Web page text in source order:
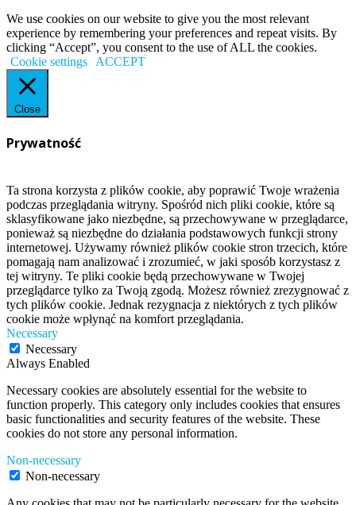
We use cookies on our website to give you the most relevant
experience by remembering your preferences and repeat visits. By
clicking “Accept”, you consent to the use of ALL the cookies.
Cookie settings
ACCEPT
Close
Prywatność
Ta strona korzysta z plików cookie, aby poprawić Twoje wrażenia
podczas przeglądania witryny. Spośród nich pliki cookie, które są
sklasyfikowane jako niezbędne, są przechowywane w przeglądarce,
ponieważ są niezbędne do działania podstawowych funkcji strony
internetowej. Używamy również plików cookie stron trzecich, które
pomagają nam analizować i zrozumieć, w jaki sposób korzystasz z
tej witryny. Te pliki cookie będą przechowywane w Twojej
przeglądarce tylko za Twoją zgodą. Możesz również zrezygnować z
tych plików cookie. Jednak rezygnacja z niektórych z tych plików
cookie może wpłynąć na komfort przeglądania.
Necessary
Necessary
Always Enabled
Necessary cookies are absolutely essential for the website to
function properly. This category only includes cookies that ensures
basic functionalities and security features of the website. These
cookies do not store any personal information.
Non-necessary
Non-necessary